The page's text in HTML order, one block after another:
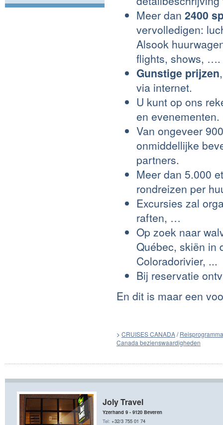
Meer dan 2400
vervolledigen:
Alsook
flights, shows, ….
Gunstige prijzen
via internet.
U kunt op ons
en evenementen.
Van ongeveer
onmiddellijke
partners.
Meer dan 5.000
rondreizen per
Excursies zal
raften, …
Op zoek naar
Québec, skiën in
Coloradorivier, ...
Bij reservatie
En dit is maar een
> CRUISES CANADA/
Canada bezienswaardigheden
Joly Travel
Yzerhand 9 - 9120 Beveren
Tel: +32/3 755 01 74